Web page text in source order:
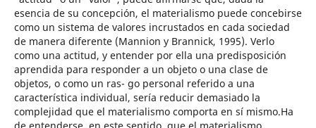
esencia de su concepción, el materialismo puede concebirse
como un sistema de valores incrustados en cada sociedad
de manera diferente (Mannion y Brannick, 1995). Verlo
como una actitud, y entender por ella una predisposición
aprendida para responder a un objeto o una clase de
objetos, o como un ras- go personal referido a una
característica individual, sería reducir demasiado la
complejidad que el materialismo comporta en sí mismo.Ha